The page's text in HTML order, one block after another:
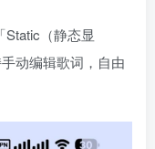
（静态显
动编辑歌词，自由